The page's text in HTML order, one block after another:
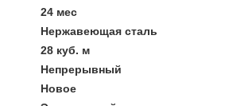
24 мес
Нержавеющая сталь
28 куб. м
Непрерывный
Новое